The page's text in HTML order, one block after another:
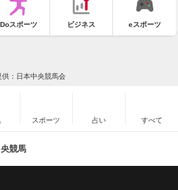
Doスポーツ ビジネス eスポーツ
供：日本中央競馬会
スポーツ 占い すべて
競馬